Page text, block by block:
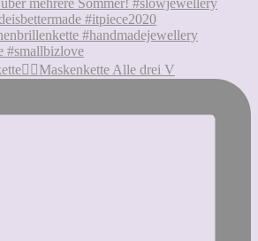
Alle drei V